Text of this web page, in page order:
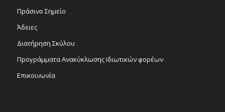
Πράσινο Σημείο
Άδειες
Διατήρηση Σκύλου
Προγράμματα Ανακύκλωσης Ιδιωτικών φορέων
Επικοινωνία